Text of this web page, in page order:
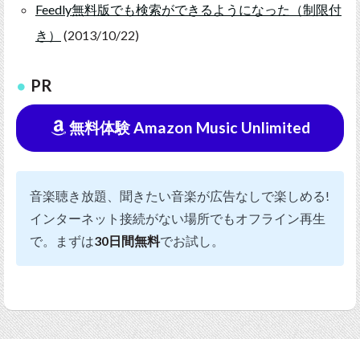
Feedly無料版でも検索ができるようになった（制限付
き）
(2013/10/22)
PR
無料体験 Amazon Music Unlimited
音楽聴き放題、聞きたい音楽が広告なしで楽しめる!
インターネット接続がない場所でもオフライン再生
で。まずは30日間無料でお試し。